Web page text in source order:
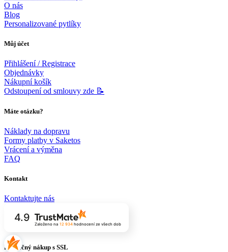
O nás
Blog
Personalizované pytlíky
Můj účet
Přihlášení / Registrace
Objednávky
Nákupní košík
Odstoupení od smlouvy zde 📝
Máte otázku?
Náklady na dopravu
Formy platby v Saketos
Vrácení a výměna
FAQ
Kontakt
Kontaktujte nás
4.9
Založeno na 12 934hodnocení ze všech dob
Bezpečný nákup s SSL